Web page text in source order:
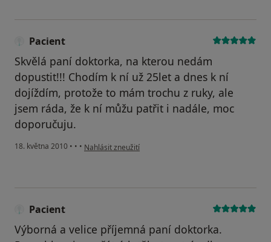
Pacient
Skvělá paní doktorka, na kterou nedám
dopustit!!! Chodím k ní už 25let a dnes k ní
dojíždím, protože to mám trochu z ruky, ale
jsem ráda, že k ní můžu patřit i nadále, moc
doporučuju.
18. května 2010 • • • podle názoru uživatele Pacient
Nahlásit zneužití
Pacient
Výborná a velice příjemná paní doktorka.